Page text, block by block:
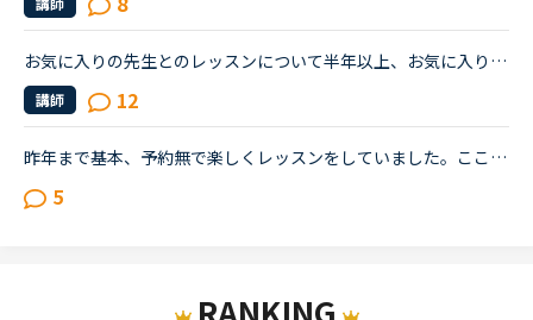
お気に入りの先生とのレッスンについて半年以上、お気に入りの先生のレッスン週末予約して1-2回取っています。最初はきちんとテキストを使ってレッスンをしていたのですが、数ヶ月すると教材を選んでいるにも関わ...
講師 12
昨年まで基本、予約無で楽しくレッスンをしていました。ここ最近ではキャンペーンの予約1回でなんとか1日2.3回平均でやっています。その予約権利も月末でなくなりますし、お気に入りリストに多数の先生を常備して...
5